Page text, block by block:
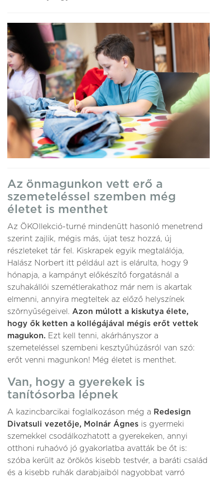
Az önmagunkon vett erő a
szemeteléssel szemben még
életet is menthet
Az ÖKOllekció-turné mindenütt hasonló menetrend
szerint zajlik, mégis más, újat tesz hozzá, új
részleteket tár fel. Kiskrapek egyik megtalálója,
Halász Norbert itt például azt is elárulta, hogy 9
hónapja, a kampányt előkészítő forgatásnál a
szuhakállói szemétlerakathoz már nem is akartak
elmenni, annyira megteltek az előző helyszínek
szörnyűségeivel. Azon múlott a kiskutya élete,
hogy ők ketten a kollégájával mégis erőt vettek
magukon. Ezt kell tenni, akárhányszor a
szemeteléssel szembeni kesztyűhúzásról van szó:
erőt venni magunkon! Még életet is menthet.
Van, hogy a gyerekek is
tanítósorba lépnek
A kazincbarcikai foglalkozáson még a Redesign
Divatsuli vezetője, Molnár Ágnes is gyermeki
szemekkel csodálkozhatott a gyerekeken, annyi
otthoni ruhaóvó jó gyakorlatba avatták be őt is:
szóba került az örökös kisebb testvér, a baráti család
és a kisebb ruhák darabjaiból nagyobbat varró